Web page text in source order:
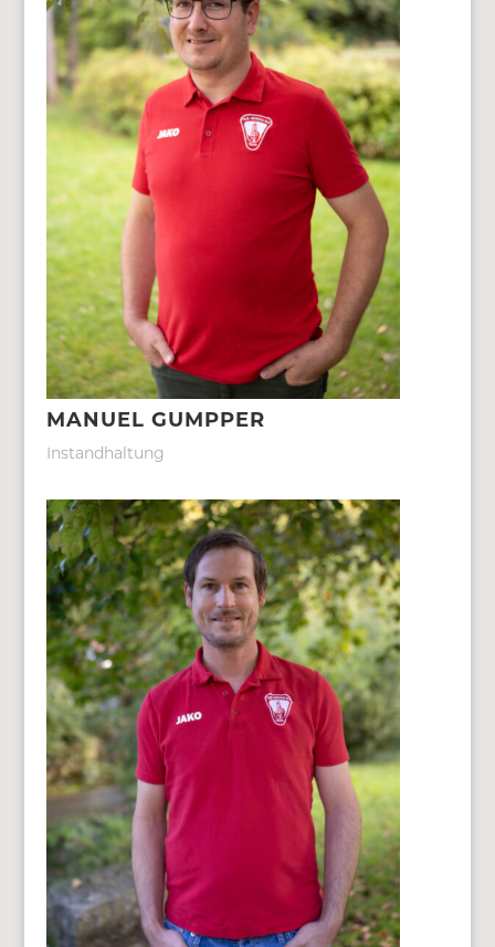
MANUEL GUMPPER
Instandhaltung